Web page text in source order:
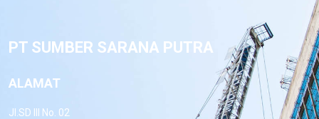
PT SUMBER SARANA PUTRA
ALAMAT
Jl.SD III No. 02